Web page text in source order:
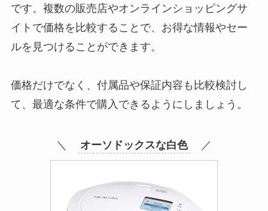
です。複数の販売店やオンラインショッピングサ
イトで価格を比較することで、お得な情報やセー
ルを見つけることができます。
価格だけでなく、付属品や保証内容も比較検討し
て、最適な条件で購入できるようにしましょう。
＼ オーソドックスな白色 ／